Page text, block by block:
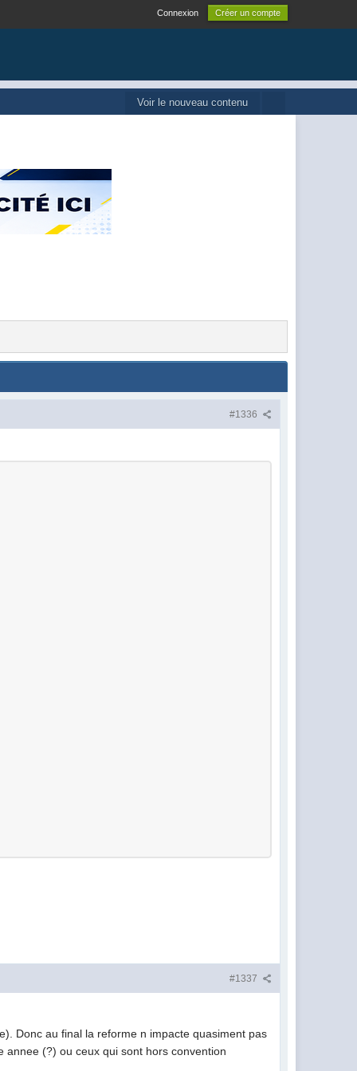
Connexion Créer un compte
Voir le nouveau contenu
#1336
#1337
Donc au final la reforme n impacte quasiment pas
(?) ou ceux qui sont hors convention